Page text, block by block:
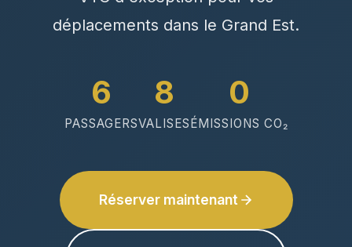
déplacements dans le Grand Est.
6
PASSAGERS
8
VALISES
0
ÉMISSIONS CO₂
Réserver maintenant